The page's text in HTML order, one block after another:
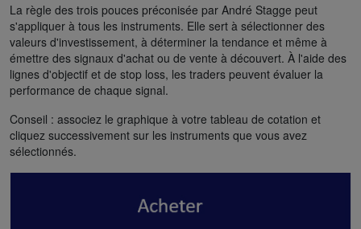
La règle des trois pouces préconisée par André Stagge peut
s'appliquer à tous les instruments. Elle sert à sélectionner des
valeurs d'investissement, à déterminer la tendance et même à
émettre des signaux d'achat ou de vente à découvert. À l'aide des
lignes d'objectif et de stop loss, les traders peuvent évaluer la
performance de chaque signal.
Conseil : associez le graphique à votre tableau de cotation et
cliquez successivement sur les instruments que vous avez
sélectionnés.